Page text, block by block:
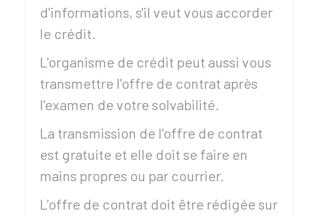
d'informations, s'il veut vous accorder
le crédit.
L'organisme de crédit peut aussi vous
transmettre l'offre de contrat après
l'examen de votre solvabilité.
La transmission de l'offre de contrat
est gratuite et elle doit se faire en
mains propres ou par courrier.
L'offre de contrat doit être rédigée sur